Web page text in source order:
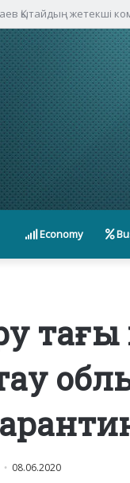
Қытайдың жетекші
Economy
08.06.2020